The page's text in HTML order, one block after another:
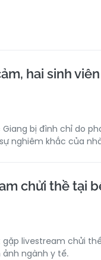
hai sinh
bị đình chỉ do
nghiêm khắc của
chửi thề tại
gặp livestream chửi
ngành y tế.